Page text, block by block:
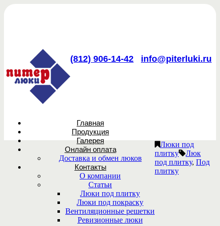
(812) 906-14-42 info@piterluki.ru
Главная
Продукция
Галерея
Онлайн оплата
Доставка и обмен люков
Контакты
О компании
Статьи
Люки под плитку
Люки под покраску
Вентиляционные решетки
Ревизионные люки
Люки под
плитку
Люк
под плитку, Под
плитку